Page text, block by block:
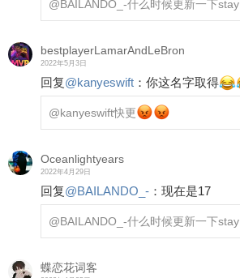
@BAILANDO_-什么时候更新一下
bestplayerLamarAndLeBron
2022年5月3日
回复@kanyeswift ： 你这名字取得
@kanyeswift快更
Oceanlightyears
2022年4月29日
回复@BAILANDO_- ： 现在是17
@BAILANDO_-什么时候更新一下
蝶恋花词客